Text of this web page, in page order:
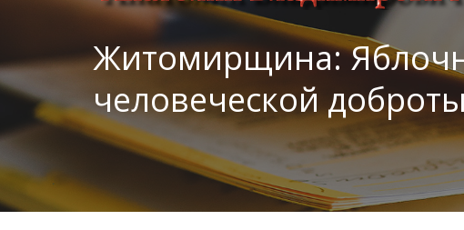
Житомирщина:
человеческой доброты